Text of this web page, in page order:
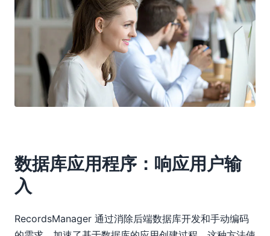
数据库应用程序：响应用户输
入
RecordsManager 通过消除后端数据库开发和手动编码